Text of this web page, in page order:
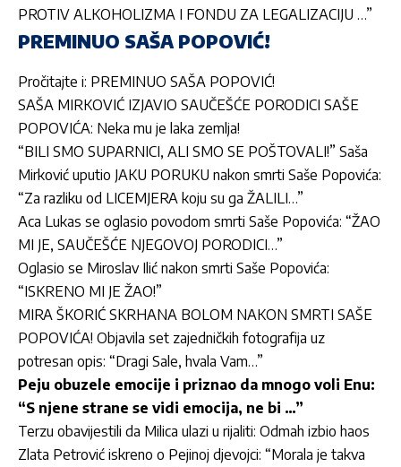
PROTIV ALKOHOLIZMA I FONDU ZA LEGALIZACIJU …”
PREMINUO SAŠA POPOVIĆ!
Pročitajte i: PREMINUO SAŠA POPOVIĆ!
SAŠA MIRKOVIĆ IZJAVIO SAUČEŠĆE PORODICI SAŠE
POPOVIĆA: Neka mu je laka zemlja!
“BILI SMO SUPARNICI, ALI SMO SE POŠTOVALI!” Saša
Mirković uputio JAKU PORUKU nakon smrti Saše Popovića:
“Za razliku od LICEMJERA koju su ga ŽALILI…”
Aca Lukas se oglasio povodom smrti Saše Popovića: “ŽAO
MI JE, SAUČEŠĆE NJEGOVOJ PORODICI…”
Oglasio se Miroslav Ilić nakon smrti Saše Popovića:
“ISKRENO MI JE ŽAO!”
MIRA ŠKORIĆ SKRHANA BOLOM NAKON SMRTI SAŠE
POPOVIĆA! Objavila set zajedničkih fotografija uz
potresan opis: “Dragi Sale, hvala Vam…”
Peju obuzele emocije i priznao da mnogo voli Enu:
“S njene strane se vidi emocija, ne bi …”
Terzu obavijestili da Milica ulazi u rijaliti: Odmah izbio haos
Zlata Petrović iskreno o Pejinoj djevojci: “Morala je takva